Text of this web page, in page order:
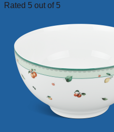
Rated 5 out of 5